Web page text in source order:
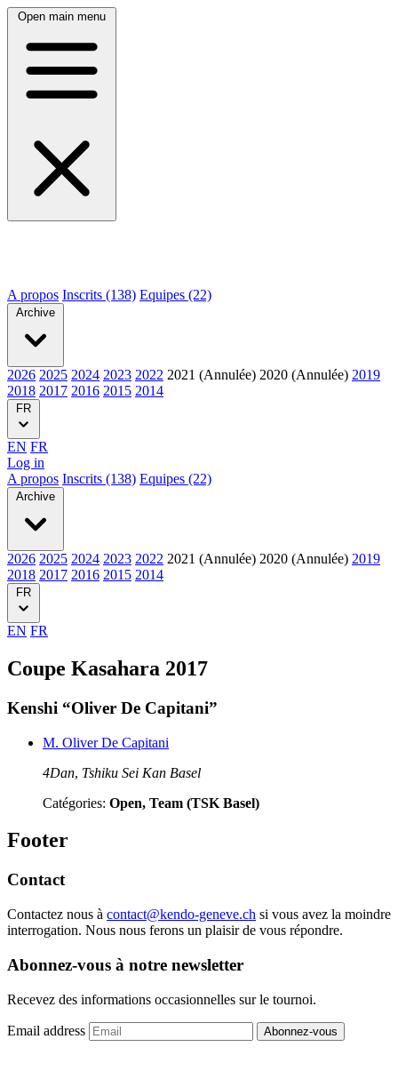
Open main menu
A propos Inscrits (138) Equipes (22)
Archive
2026 2025 2024 2023 2022 2021 (Annulée) 2020 (Annulée) 2019
2018 2017 2016 2015 2014
FR
EN FR
Log in
A propos Inscrits (138) Equipes (22)
Archive
2026 2025 2024 2023 2022 2021 (Annulée) 2020 (Annulée) 2019
2018 2017 2016 2015 2014
FR
EN FR
Coupe Kasahara 2017
Kenshi “Oliver De Capitani”
M. Oliver De Capitani
4Dan, Tshiku Sei Kan Basel
Catégories: Open, Team (TSK Basel)
Footer
Contact
Contactez nous à contact@kendo-geneve.ch si vous avez la moindre
interrogation. Nous nous ferons un plaisir de vous répondre.
Abonnez-vous à notre newsletter
Recevez des informations occasionnelles sur le tournoi.
Email address Abonnez-vous